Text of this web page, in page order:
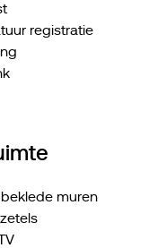
registratie
muren